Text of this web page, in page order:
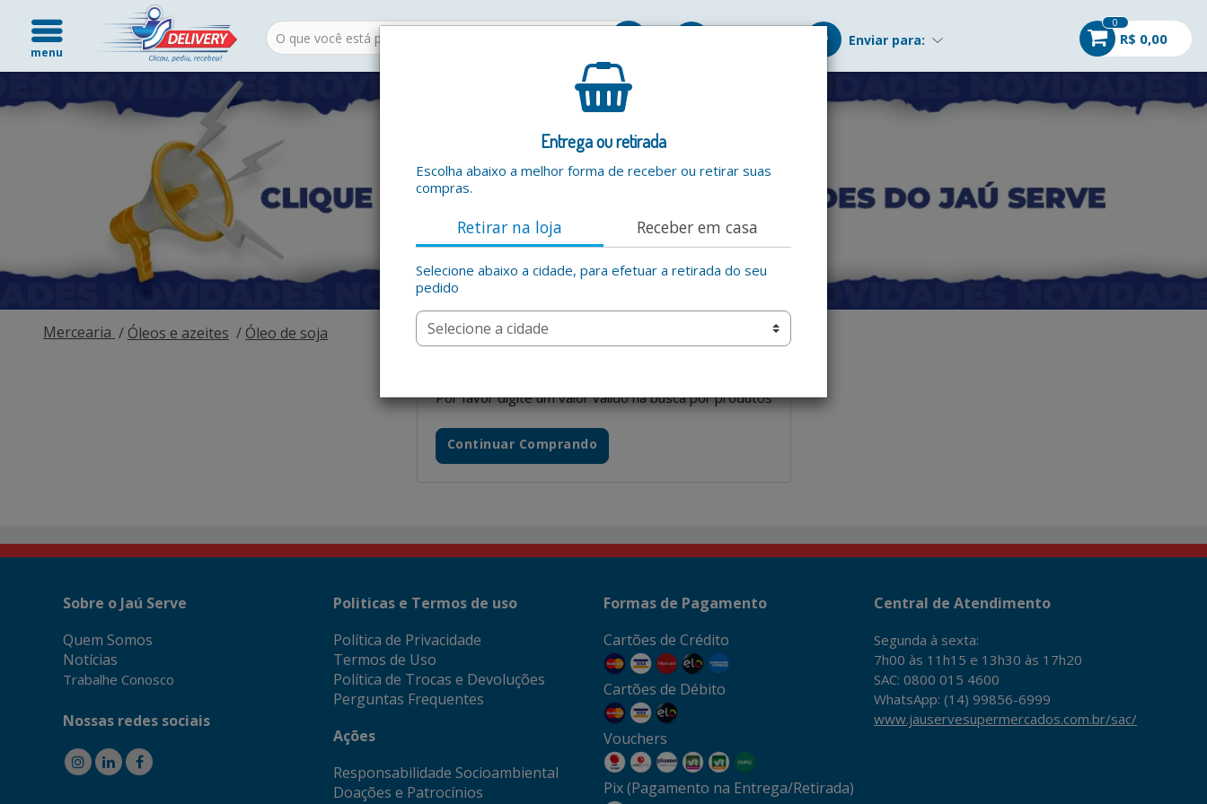
menu
Enviar para:
0
R$ 0,00
Entrega ou retirada
Escolha abaixo a melhor forma de receber ou retirar suas
compras.
Retirar na loja Receber em casa
Selecione abaixo a cidade, para efetuar a retirada do seu
pedido
Mercearia Óleos e azeites Óleo de soja
Por favor digite um valor valido na busca por produtos
Continuar Comprando
Sobre o Jaú Serve
Quem Somos
Notícias
Trabalhe Conosco
Nossas redes sociais
Politicas e Termos de uso
Política de Privacidade
Termos de Uso
Política de Trocas e Devoluções
Perguntas Frequentes
Ações
Responsabilidade Socioambiental
Doações e Patrocínios
Formas de Pagamento
Cartões de Crédito
Cartões de Débito
Vouchers
Pix (Pagamento na Entrega/Retirada)
Central de Atendimento
Segunda à sexta:
7h00 às 11h15 e 13h30 às 17h20
SAC: 0800 015 4600
WhatsApp: (14) 99856-6999
www.jauservesupermercados.com.br/sac/